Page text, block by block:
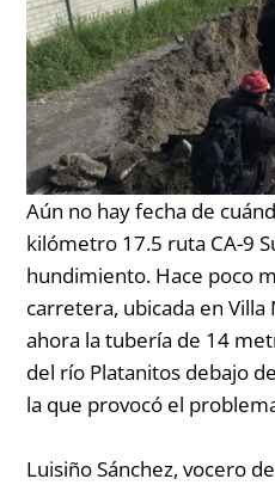
Aún no hay fecha de
kilómetro 17.5 ruta CA-9
hundimiento. Hace poco
carretera, ubicada en
ahora la tubería de 14
del río Platanitos debajo
la que provocó el
Luisiño Sánchez, vocero